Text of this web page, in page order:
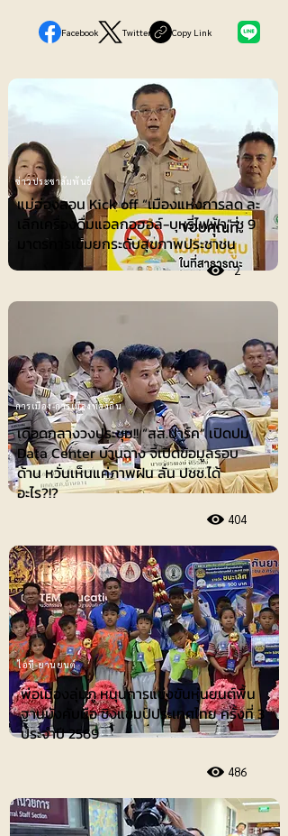
Facebook Twitter Copy Link
ข่าวประชาสัมพันธ์
แม่ฮ่องสอน Kick off “เมืองแห่งการลด ละ
เลิกเครื่องดื่มแอลกอฮอล์-บุหรี่ไฟฟ้า” ชู 9
มาตรการเข้มยกระดับสุขภาพประชาชน
2
เดือดกลางวงประชุม!! “สส.ปาร์ค” เปิดปม
Data Center บ้านฉาง จี้เปิดข้อมูลรอบ
ด้าน หวั่นเห็นแค่ภาพฝัน ลั่น ปชช.ได้
อะไร?!?
404
การเมือง-การเมืองท้องถิ่น
ไอที-ยานยนต์
พ่อเมืองลุ่มภู หนุนการแข่งขันหุ่นยนต์พื้น
ฐานบังคับมือ ชิงแชมป์ประเทศไทย ครั้งที่ 3
ประจำปี 2569
486